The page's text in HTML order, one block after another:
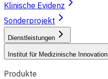
Klinische Evidenz
Sonderprojekt
Dienstleistungen
Institut für Medizinische Innovation
Produkte